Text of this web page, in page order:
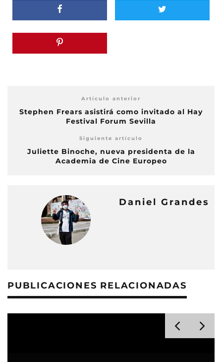
Artículo anterior
Stephen Frears asistirá como invitado al Hay
Festival Forum Sevilla
Siguiente artículo
Juliette Binoche, nueva presidenta de la
Academia de Cine Europeo
Daniel Grandes
PUBLICACIONES RELACIONADAS